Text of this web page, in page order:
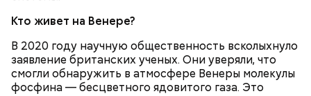
Кто живет на Венере?
В 2020 году научную общественность всколыхнуло
заявление британских ученых. Они уверяли, что
смогли обнаружить в атмосфере Венеры молекулы
фосфина — бесцветного ядовитого газа. Это